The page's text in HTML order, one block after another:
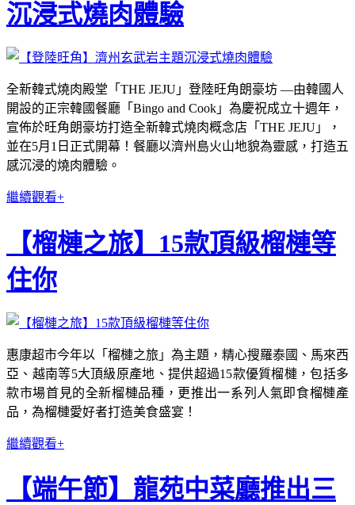
沉浸式燒肉體驗
全新韓式燒肉殿堂「THE JEJU」登陸旺角朗豪坊 —由韓國人
開設的正宗韓國餐廳「Bingo and Cook」為慶祝成立十週年，
宣佈於旺角朗豪坊打造全新韓式燒肉概念店「THE JEJU」，
並在5月1日正式開幕！餐廳以濟州島火山地貌為靈感，打造五
感沉浸的燒肉體驗。
繼續觀看+
【榴槤之旅】15款頂級榴槤等
住你
惠康超市今年以「榴槤之旅」為主題，精心搜羅泰國、馬來西
亞、越南等5大頂級原產地、提供超過15款優質榴槤，包括多
款市場首見的全新榴槤品種，更推出一系列人氣即食榴槤產
品，為榴槤愛好者打造美食盛宴！
繼續觀看+
【端午節】龍苑中菜廳推出三